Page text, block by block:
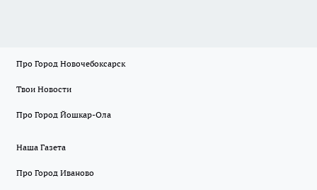
Про Город Новочебоксарск
Твои Новости
Про Город Йошкар-Ола
Наша Газета
Про Город Иваново